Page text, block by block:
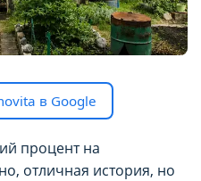
в Google
процент на
отличная история, но